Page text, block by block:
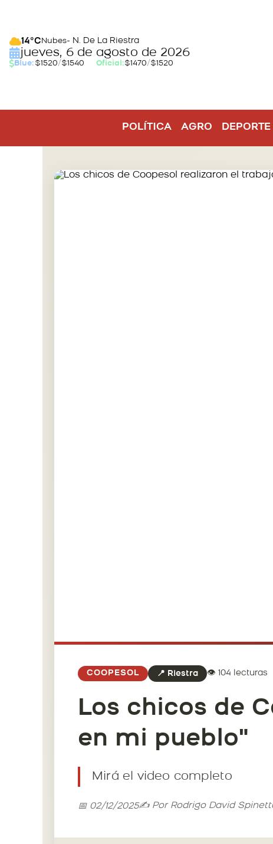
14°C Nubes- N. De La Riestra
jueves, 6 de agosto de 2026
Blue: $1520/$1540 Oficial:$1470/$1520
POLÍTICA AGRO DEPORTE
COOPESOL 📍 Riestra 👁️ 104 lecturas
Los chicos de
en mi pueblo"
Mirá el video completo
📅 02/12/2025✍️ Por Rodrigo David